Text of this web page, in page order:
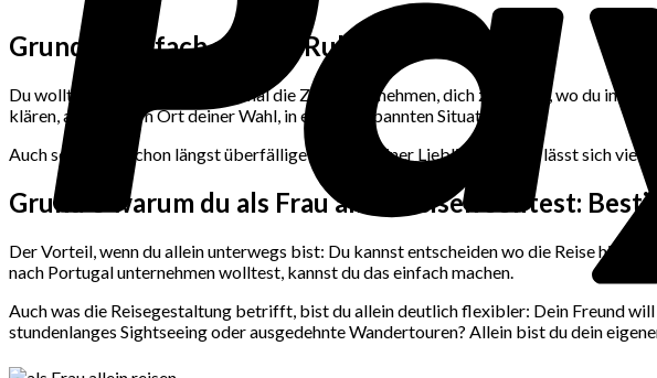
Grund 2: Einfach mal die Ruhe genießen.
Du wolltest dir schon dringend mal die Zeit dafür nehmen, dich zu fragen, wo du in
klären, als an einem Ort deiner Wahl, in einer entspannten Situation.
Auch schon der schon längst überfällige Roman deiner Lieblingsautorin lässt sich viel
Grund 3 warum du als Frau allein reisen solltest:
Der Vorteil, wenn du allein unterwegs bist: Du kannst entscheiden wo die Reise
nach Portugal unternehmen wolltest, kannst du das einfach machen.
Auch was die Reisegestaltung betrifft, bist du allein deutlich flexibler: Dein Freund
stundenlanges Sightseeing oder ausgedehnte Wandertouren? Allein bist du dein